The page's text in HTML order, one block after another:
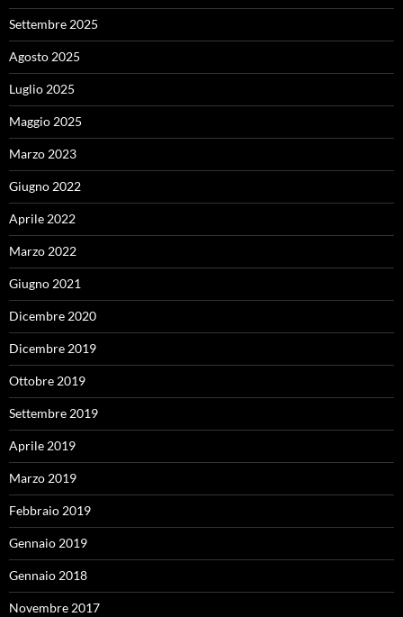
Settembre 2025
Agosto 2025
Luglio 2025
Maggio 2025
Marzo 2023
Giugno 2022
Aprile 2022
Marzo 2022
Giugno 2021
Dicembre 2020
Dicembre 2019
Ottobre 2019
Settembre 2019
Aprile 2019
Marzo 2019
Febbraio 2019
Gennaio 2019
Gennaio 2018
Novembre 2017